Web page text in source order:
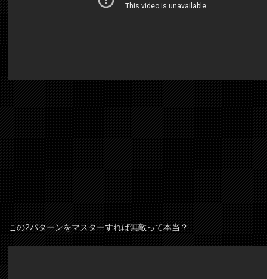
この2パターンをマスターすれば無敵って本当？